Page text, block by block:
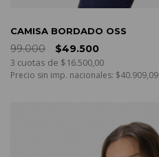
CAMISA BORDADO OSS
99.000
$49.500
3 cuotas de $16.500,00
Precio sin imp. nacionales: $40.909,09